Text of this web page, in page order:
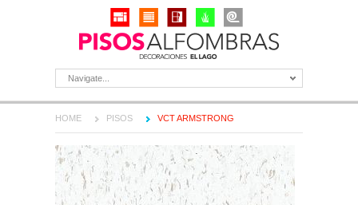
Navigate...
HOME PISOS VCT ARMSTRONG